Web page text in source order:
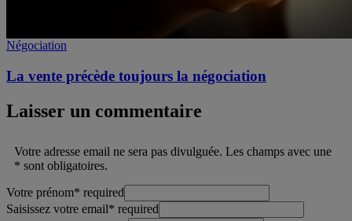
Négociation
La vente précède toujours la négociation
Laisser un commentaire
Votre adresse email ne sera pas divulguée. Les champs avec une
* sont obligatoires.
Votre prénom* required
Saisissez votre email* required